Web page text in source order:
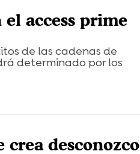
access prime
de las cadenas de
determinado por los
desconozco